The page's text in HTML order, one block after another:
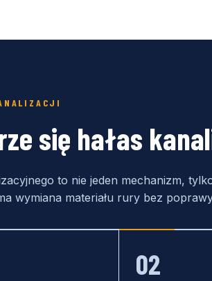
się hałas
to nie jeden mechanizm,
wymiana materiału rury bez
02